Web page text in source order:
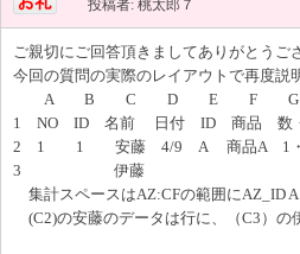
投稿者: 桃太郎７
ご親切にご回答頂きましてありがとう
今回の質問の実際のレイアウトで再度説
A B C D E F G・・・
1 NO ID 名前 日付 ID 商品 数・・
2 1 1 安藤 4/9 A 商品A 1・・・集
3 伊藤 ・・ID「A]の
集計スペースはAZ:CFの範囲にAZ_ID
(C2)の安藤のデータは行に、（C3）の